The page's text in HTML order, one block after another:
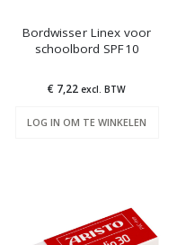
Bordwisser Linex voor
schoolbord SPF10
€ 7,22excl. BTW
LOG IN OM TE WINKELEN